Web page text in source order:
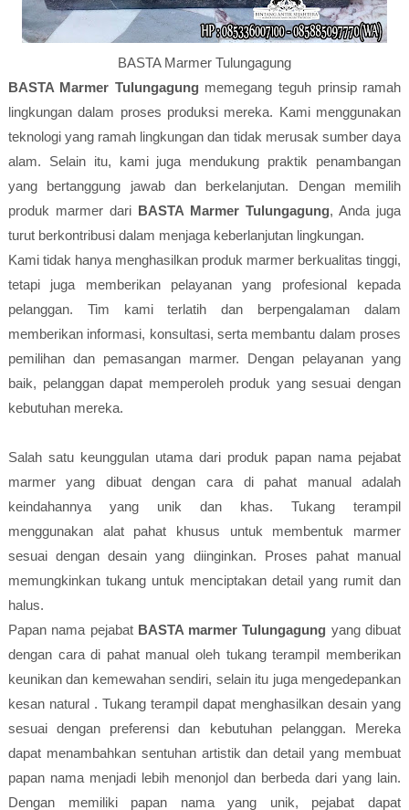
BASTA Marmer Tulungagung
BASTA Marmer Tulungagungmemegang teguh prinsip ramah
lingkungan dalam proses produksi mereka. Kami menggunakan
teknologi yang ramah lingkungan dan tidak merusak sumber daya
alam. Selain itu, kami juga mendukung praktik penambangan
yang bertanggung jawab dan berkelanjutan. Dengan memilih
produk marmer dari BASTA Marmer Tulungagung, Anda juga
turut berkontribusi dalam menjaga keberlanjutan lingkungan.
Kami tidak hanya menghasilkan produk marmer berkualitas tinggi,
tetapi juga memberikan pelayanan yang profesional kepada
pelanggan. Tim kami terlatih dan berpengalaman dalam
memberikan informasi, konsultasi, serta membantu dalam proses
pemilihan dan pemasangan marmer. Dengan pelayanan yang
baik, pelanggan dapat memperoleh produk yang sesuai dengan
kebutuhan mereka.
Salah satu keunggulan utama dari produk papan nama pejabat
marmer yang dibuat dengan cara di pahat manual adalah
keindahannya yang unik dan khas. Tukang terampil
menggunakan alat pahat khusus untuk membentuk marmer
sesuai dengan desain yang diinginkan. Proses pahat manual
memungkinkan tukang untuk menciptakan detail yang rumit dan
halus.
Papan nama pejabat BASTA marmer Tulungagung yang dibuat
dengan cara di pahat manual oleh tukang terampil memberikan
keunikan dan kemewahan sendiri, selain itu juga mengedepankan
kesan natural . Tukang terampil dapat menghasilkan desain yang
sesuai dengan preferensi dan kebutuhan pelanggan. Mereka
dapat menambahkan sentuhan artistik dan detail yang membuat
papan nama menjadi lebih menonjol dan berbeda dari yang lain.
Dengan memiliki papan nama yang unik, pejabat dapat